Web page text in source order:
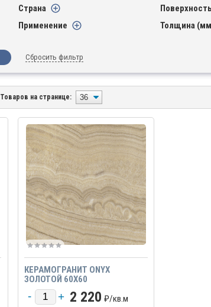
Страна
Применение Толщина
Сбросить фильтр
Товаров на странице:
КЕРАМОГРАНИТ ONYX
ЗОЛОТОЙ 60Х60
2 220 ₽/кв.м